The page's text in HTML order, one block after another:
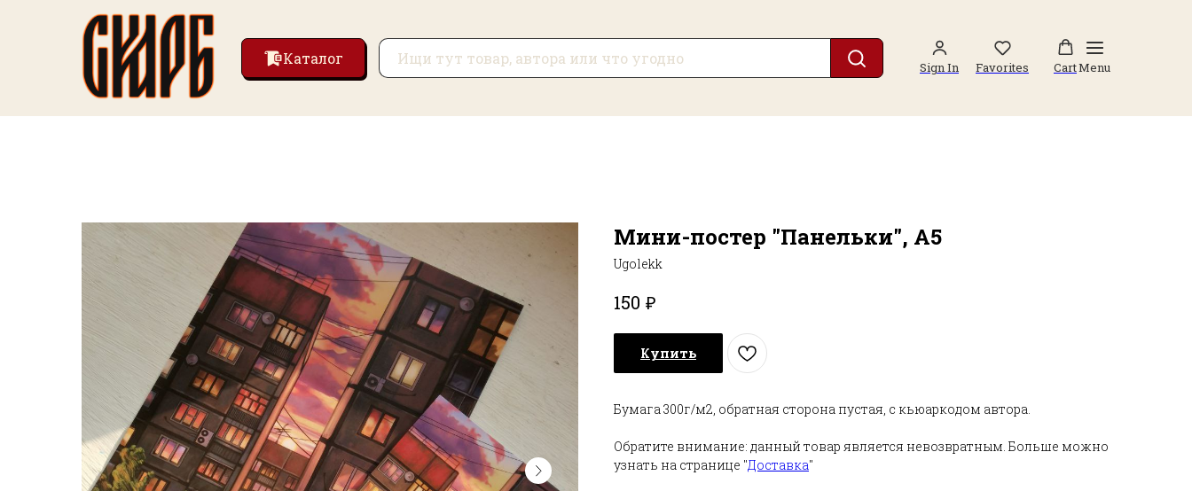
Каталог Sign In Favorites CartMenu
Мини-постер "Панельки", А5
Ugolekk
150 ₽
Купить
Бумага 300г/м2, обратная сторона пустая, с кьюаркодом автора.
Обратите внимание: данный товар является невозвратным. Больше можно
узнать на странице "Доставка"